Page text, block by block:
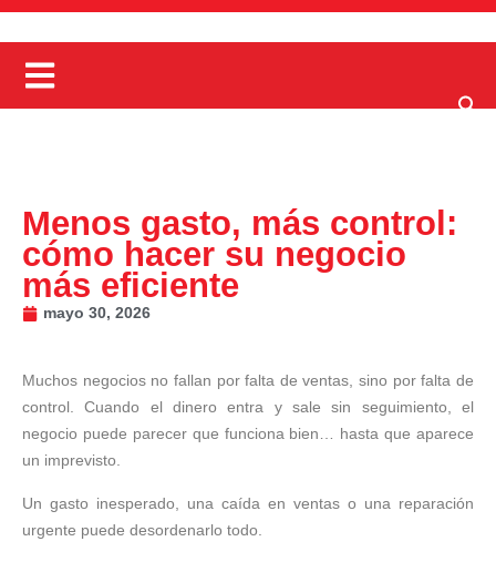
Menos gasto, más control:
cómo hacer su negocio
más eficiente
mayo 30, 2026
Muchos negocios no fallan por falta de ventas, sino por falta de
control. Cuando el dinero entra y sale sin seguimiento, el
negocio puede parecer que funciona bien… hasta que aparece
un imprevisto.
Un gasto inesperado, una caída en ventas o una reparación
urgente puede desordenarlo todo.